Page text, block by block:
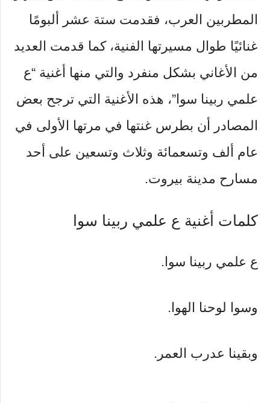
المطربين العرب، فقدمت ستة عشر ألبومًا
غنائيًا طوال مسيرتها الفنية، كما قدمت العديد
من الأغاني بشكل منفرد والتي منها أغنية “ع
علمي ربينا سوا”، هذه الأغنية التي ترجح بعض
المصادر أن بطرس غنتها في مرتها الأولى في
عام ألف وتسعمائة وثلاث وتسعين على أحد
مسارح مدينة بيروت.
كلمات أغنية ع علمي ربينا سوا
ع علمي ربينا سوا.
وسوا لوحنا الهوا.
وبقينا عدرب العمر.